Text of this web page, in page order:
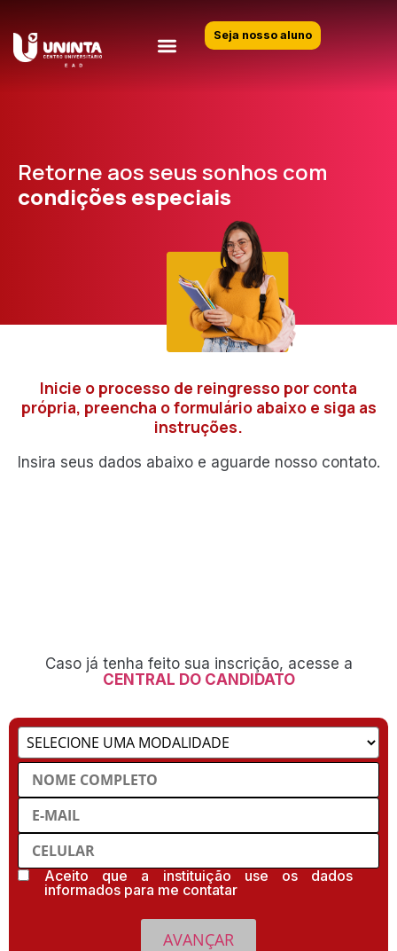
Seja nosso aluno
Retorne aos seus sonhos com
condições especiais
Inicie o processo de reingresso por conta
própria, preencha o formulário abaixo e siga as
instruções.
Insira seus dados abaixo e aguarde nosso contato.
Caso já tenha feito sua inscrição, acesse a
CENTRAL DO CANDIDATO
Aceito que a instituição use os dados
informados para me contatar
AVANÇAR